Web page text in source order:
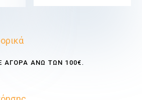
ΑΓΟΡΑ ΑΝΩ ΤΩΝ 100€.